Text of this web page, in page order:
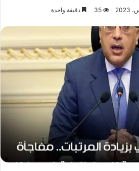
35 دقيقة واحدة